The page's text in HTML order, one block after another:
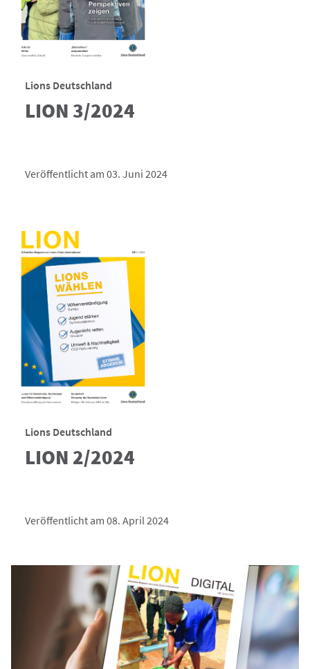
Lions Deutschland
LION 3/2024
Veröffentlicht am 03. Juni 2024
Lions Deutschland
LION 2/2024
Veröffentlicht am 08. April 2024